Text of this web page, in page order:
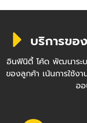
บริการของ
อินฟินิตี้ โค้ด พัฒนาระบ
ของลูกค้า เน้นการใช้ง
อ